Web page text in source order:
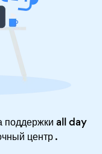
all day
центр.